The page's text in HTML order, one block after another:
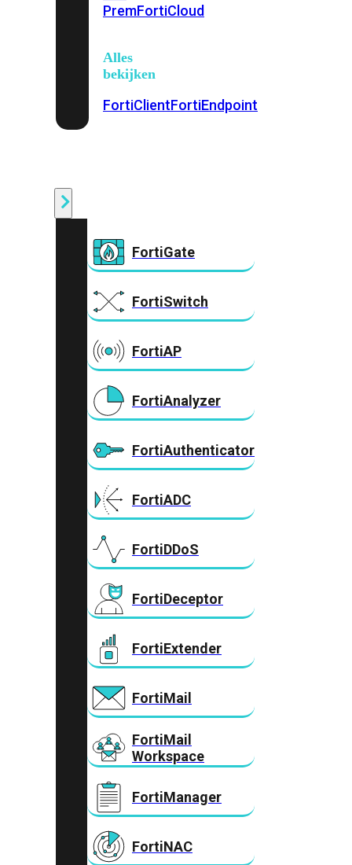
PremFortiCloud
Alles
bekijken
FortiClientFortiEndpoint
FortiGate
FortiSwitch
FortiAP
FortiAnalyzer
FortiAuthenticator
FortiADC
FortiDDoS
FortiDeceptor
FortiExtender
FortiMail
FortiMail
Workspace
FortiManager
FortiNAC